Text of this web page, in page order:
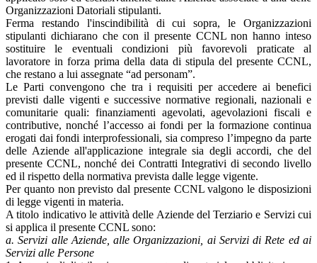
Organizzazioni Datoriali stipulanti.
Ferma restando l'inscindibilità di cui sopra, le Organizzazioni
stipulanti dichiarano che con il presente CCNL non hanno inteso
sostituire le eventuali condizioni più favorevoli praticate al
lavoratore in forza prima della data di stipula del presente CCNL,
che restano a lui assegnate “ad personam”.
Le Parti convengono che tra i requisiti per accedere ai benefici
previsti dalle vigenti e successive normative regionali, nazionali e
comunitarie quali: finanziamenti agevolati, agevolazioni fiscali e
contributive, nonché l’accesso ai fondi per la formazione continua
erogati dai fondi interprofessionali, sia compreso l’impegno da parte
delle Aziende all'applicazione integrale sia degli accordi, che del
presente CCNL, nonché dei Contratti Integrativi di secondo livello
ed il rispetto della normativa prevista dalle legge vigente.
Per quanto non previsto dal presente CCNL valgono le disposizioni
di legge vigenti in materia.
A titolo indicativo le attività delle Aziende del Terziario e Servizi cui
si applica il presente CCNL sono:
а. Servizi alle Aziende, alle Organizzazioni, ai Servizi di Rete ed ai
Servizi alle Persone